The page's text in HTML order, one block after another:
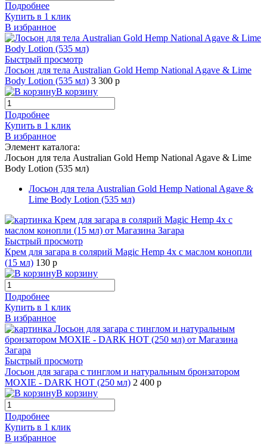
Подробнее
Купить в 1 клик
В избранное
Быстрый просмотр
Лосьон для тела Australian Gold Hemp National Agave & Lime
Body Lotion (535 мл) 3 300 р
В корзину
Подробнее
Купить в 1 клик
В избранное
Элемент каталога:
Лосьон для тела Australian Gold Hemp National Agave & Lime
Body Lotion (535 мл)
Лосьон для тела Australian Gold Hemp National Agave &
Lime Body Lotion (535 мл)
Быстрый просмотр
Крем для загара в солярий Magic Hemp 4х с маслом конопли
(15 мл) 130 р
В корзину
Подробнее
Купить в 1 клик
В избранное
Быстрый просмотр
Лосьон для загара с тинглом и натуральным бронзатором
MOXIE - DARK HOT (250 мл) 2 400 р
В корзину
Подробнее
Купить в 1 клик
В избранное